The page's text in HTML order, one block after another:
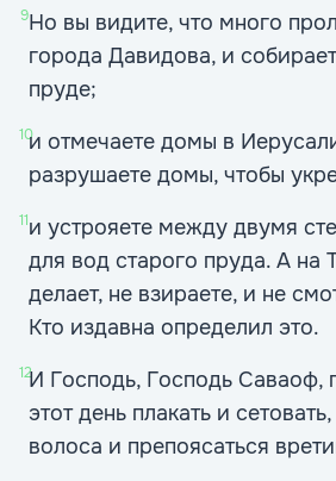
9Но вы видите, что много
города Давидова, и
пруде;
10и отмечаете домы в
разрушаете домы, чтобы
11и устрояете между двумя
для вод старого пруда. А на
делает, не взираете, и не
Кто издавна определил это.
12И Господь, Господь Саваоф,
этот день плакать и
волоса и препоясаться